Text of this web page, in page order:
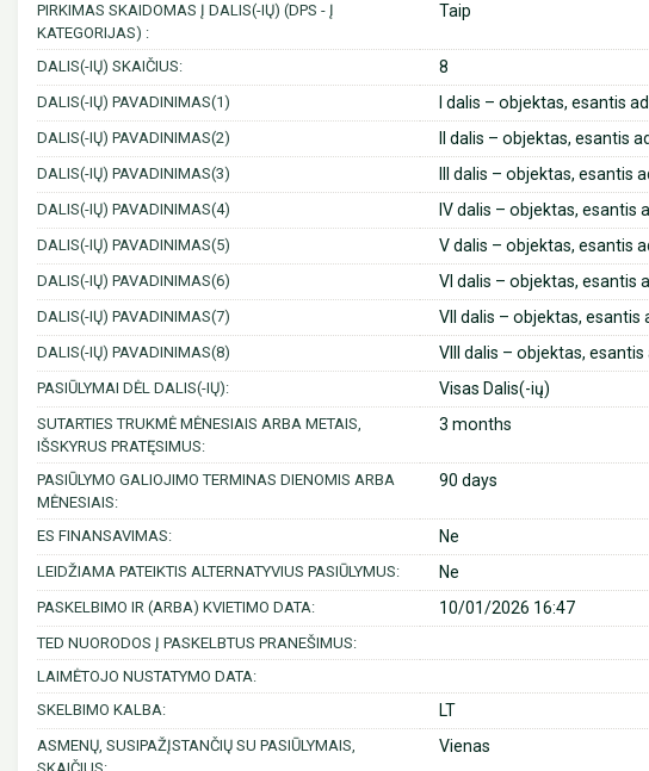
PIRKIMAS SKAIDOMAS Į DALIS(-IŲ) (DPS - Į
KATEGORIJAS) :
Taip
DALIS(-IŲ) SKAIČIUS: 8
DALIS(-IŲ) PAVADINIMAS(1) I dalis – objektas, esantis
DALIS(-IŲ) PAVADINIMAS(2) II dalis – objektas, esantis
DALIS(-IŲ) PAVADINIMAS(3) III dalis – objektas,
DALIS(-IŲ) PAVADINIMAS(4) IV dalis – objektas, esantis
DALIS(-IŲ) PAVADINIMAS(5) V dalis – objektas, esantis
DALIS(-IŲ) PAVADINIMAS(6) VI dalis – objektas, esantis
DALIS(-IŲ) PAVADINIMAS(7) VII dalis – objektas,
DALIS(-IŲ) PAVADINIMAS(8) VIII dalis – objektas,
PASIŪLYMAI DĖL DALIS(-IŲ): Visas Dalis(-ių)
SUTARTIES TRUKMĖ MĖNESIAIS ARBA METAIS,
IŠSKYRUS PRATĘSIMUS:
3 months
PASIŪLYMO GALIOJIMO TERMINAS DIENOMIS ARBA
MĖNESIAIS:
90 days
ES FINANSAVIMAS: Ne
LEIDŽIAMA PATEIKTIS ALTERNATYVIUS PASIŪLYMUS: Ne
PASKELBIMO IR (ARBA) KVIETIMO DATA: 10/01/2026 16:47
TED NUORODOS Į PASKELBTUS PRANEŠIMUS:
LAIMĖTOJO NUSTATYMO DATA:
SKELBIMO KALBA:
LT
ASMENŲ, SUSIPAŽĮSTANČIŲ SU PASIŪLYMAIS,
Vienas